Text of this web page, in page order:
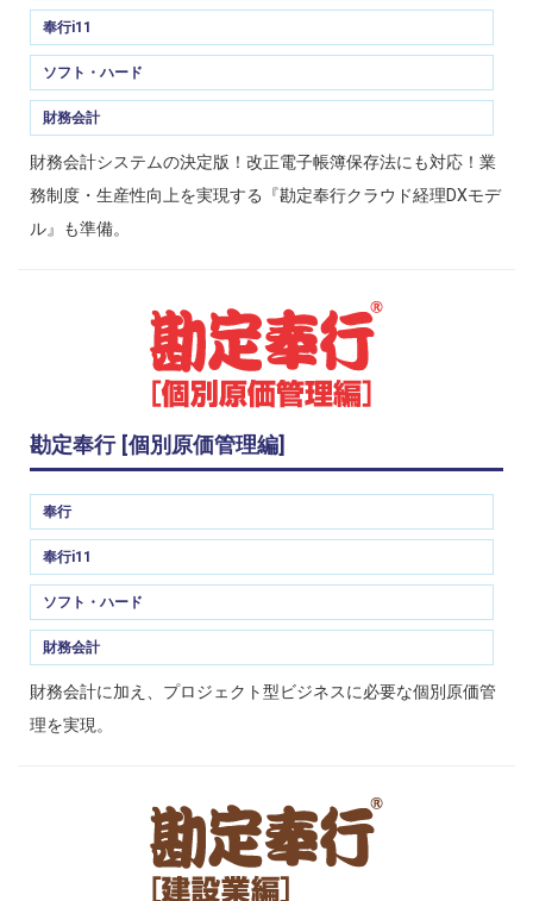
奉行i11
ソフト・ハード
財務会計
財務会計システムの決定版！改正電子帳簿保存法にも対応！業
務制度・生産性向上を実現する『勘定奉行クラウド経理DXモデ
ル』も準備。
勘定奉行 [個別原価管理編]
奉行
奉行i11
ソフト・ハード
財務会計
財務会計に加え、プロジェクト型ビジネスに必要な個別原価管
理を実現。